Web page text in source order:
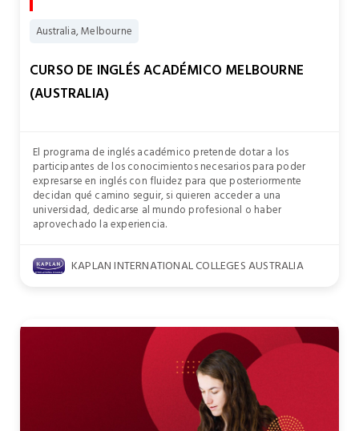
Australia, Melbourne
CURSO DE INGLÉS ACADÉMICO MELBOURNE
(AUSTRALIA)
El programa de inglés académico pretende dotar a los
participantes de los conocimientos necesarios para poder
expresarse en inglés con fluidez para que posteriormente
decidan qué camino seguir, si quieren acceder a una
universidad, dedicarse al mundo profesional o haber
aprovechado la experiencia.
KAPLAN INTERNATIONAL COLLEGES AUSTRALIA